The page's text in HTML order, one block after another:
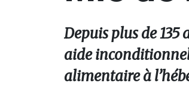
Depuis plus de
aide
alimentaire à